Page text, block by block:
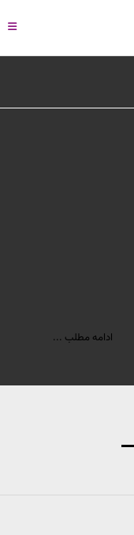
ادامه مطلب ...